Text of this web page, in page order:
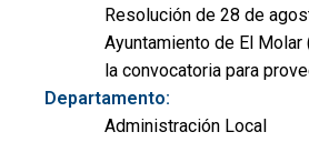
Resolución de 28 de
Ayuntamiento de El
la convocatoria para
Departamento:
Administración Local